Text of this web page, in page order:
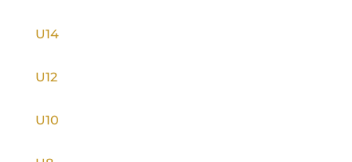
U14
U12
U10